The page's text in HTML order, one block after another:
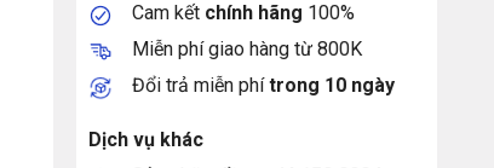
Cam kết chính hãng 100%
Miễn phí giao hàng từ 800K
Đổi trả miễn phítrong 10 ngày
Dịch vụ khác